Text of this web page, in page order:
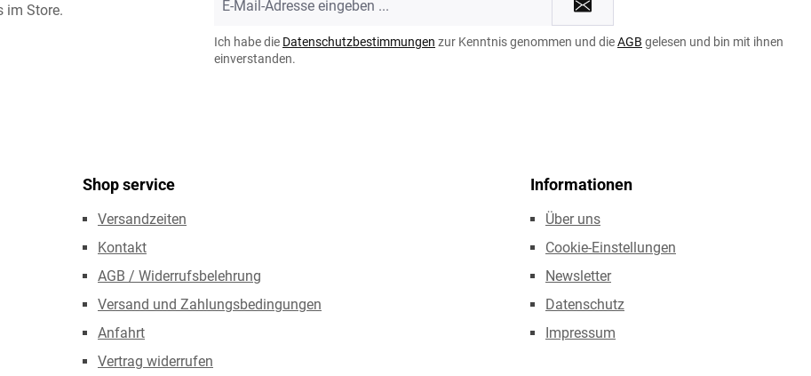
im Store.
Mail-
*
Ich habe die Datenschutzbestimmungen zur Kenntnis genommen und dieAGB gelesen und bin mit ihnen
einverstanden.
Shop service
Versandzeiten
Kontakt
AGB / Widerrufsbelehrung
Versand und Zahlungsbedingungen
Anfahrt
Vertrag widerrufen
Informationen
Über uns
Cookie-Einstellungen
Newsletter
Datenschutz
Impressum